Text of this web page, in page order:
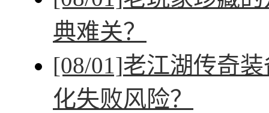
典难关？
[08/01]老江湖传奇
化失败风险？